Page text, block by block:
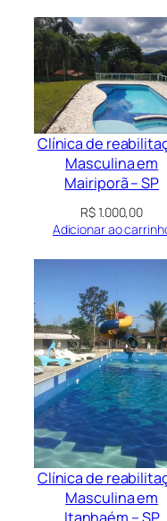
Clínica de
Masculina em
Mairiporã – SP
R$1.000,00
Adicionar ao
Clínica de
Masculina em